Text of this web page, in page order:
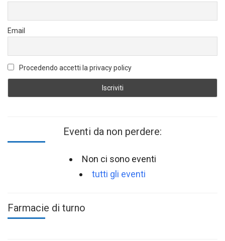
Email
Procedendo accetti la privacy policy
Eventi da non perdere:
Non ci sono eventi
tutti gli eventi
Farmacie di turno